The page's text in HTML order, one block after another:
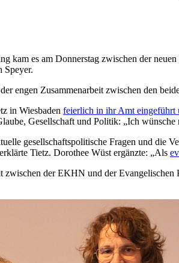
kam es am Donnerstag zwischen der
Speyer.
engen Zusammenarbeit zwischen den
in Wiesbaden feierlich in ihr Amt eingeführt
Gesellschaft und Politik: „Ich
gesellschaftspolitische Fragen und die
Tietz. Dorothee Wüst ergänzte: „Als
zwischen der EKHN und der